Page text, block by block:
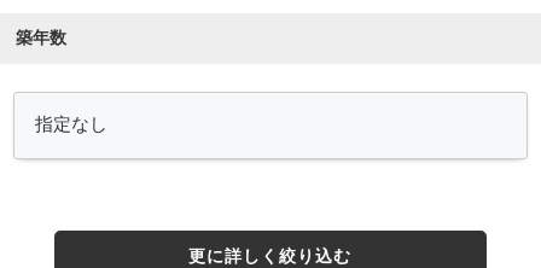
築年数
更に詳しく絞り込む